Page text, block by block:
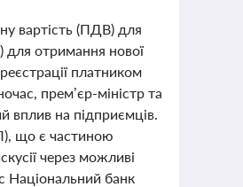
вартість (ПДВ) для
отримання нової
платником
прем’єр-міністр та
на підприємців.
що є частиною
через можливі
Національний банк